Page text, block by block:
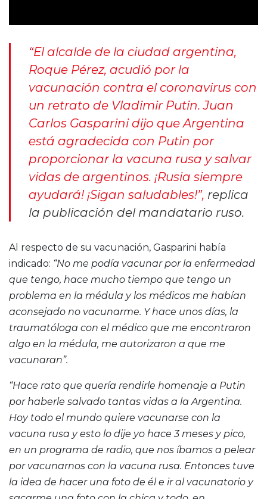
“El alcalde de la ciudad argentina,
Roque Pérez, acudió por la
vacunación contra el coronavirus con
un retrato de Vladimir Putin. Juan
Carlos Gasparini dijo que Argentina
está agradecida con Putin por
proporcionar la vacuna rusa y salvar
vidas de argentinos. ¡Rusia siempre
ayudará! ¡Sigan saludables!”, replica
la publicación del mandatario ruso.
Al respecto de su vacunación, Gasparini había
indicado: “No me podía vacunar por la enfermedad
que tengo, hace mucho tiempo que tengo un
problema en la médula y los médicos me habían
aconsejado no vacunarme. Y hace unos días, la
traumatóloga con el médico que me encontraron
algo en la médula, me autorizaron a que me
vacunaran”.
“Hace rato que quería rendirle homenaje a Putin
por haberle salvado tantas vidas a la Argentina.
Hoy todo el mundo quiere vacunarse con la
vacuna rusa y esto lo dije yo hace 3 meses y pico,
en un programa de radio, que nos íbamos a pelear
por vacunarnos con la vacuna rusa. Entonces tuve
la idea de hacer una foto de él e ir al vacunatorio y